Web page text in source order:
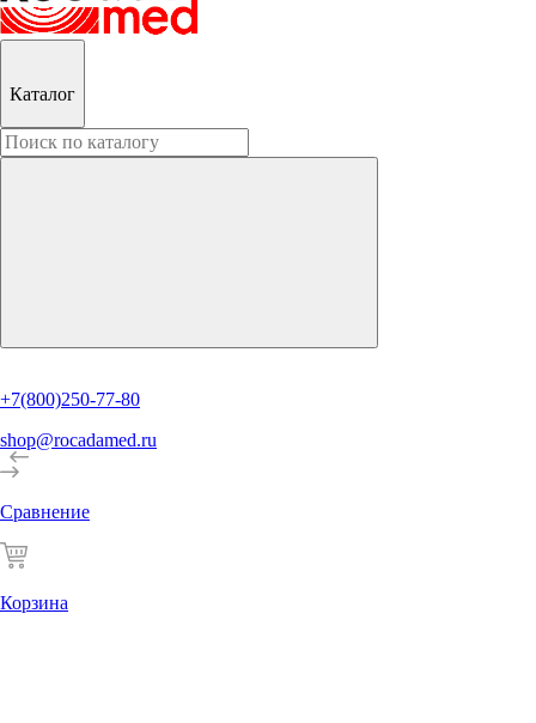
Каталог
+7(800)250-77-80
shop@rocadamed.ru
Сравнение
Корзина